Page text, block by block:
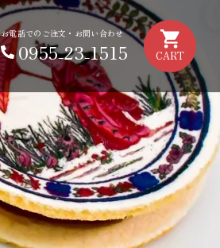
お電話でのご注文・お問い合わせ
0955₋23₋1515 CART